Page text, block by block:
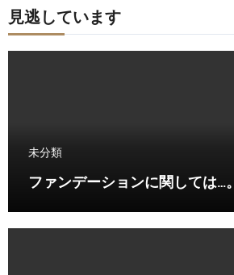
見逃しています
未分類
ファンデーションに関しては…。